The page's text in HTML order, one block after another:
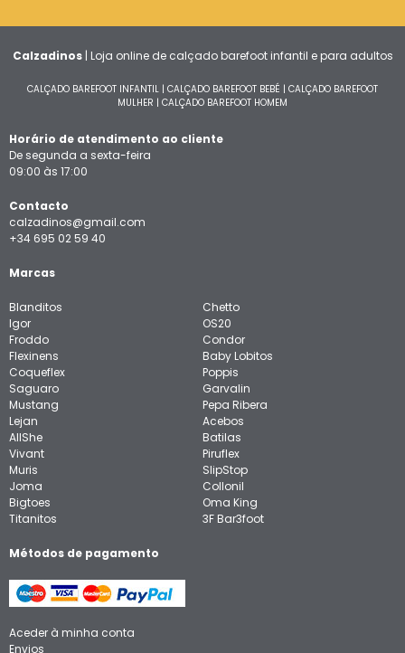
Calzadinos| Loja online de calçado barefoot infantil e para adultos
CALÇADO BAREFOOT INFANTIL | CALÇADO BAREFOOT BEBÉ | CALÇADO BAREFOOT
MULHER | CALÇADO BAREFOOT HOMEM
Horário de atendimento ao cliente
De segunda a sexta-feira
09:00 às 17:00
Contacto
calzadinos@gmail.com
+34 695 02 59 40
Marcas
Blanditos
Igor
Froddo
Flexinens
Coqueflex
Saguaro
Mustang
Lejan
AllShe
Vivant
Muris
Joma
Bigtoes
Titanitos
Chetto
OS20
Condor
Baby Lobitos
Poppis
Garvalin
Pepa Ribera
Acebos
Batilas
Piruflex
SlipStop
Collonil
Oma King
3F Bar3foot
Métodos de pagamento
Aceder à minha conta
Envios